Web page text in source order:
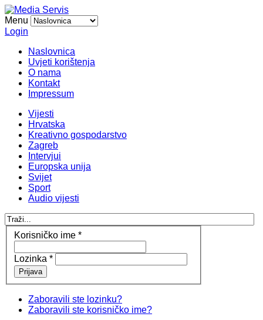
Menu
Login
Naslovnica
Uvjeti korištenja
O nama
Kontakt
Impressum
Vijesti
Hrvatska
Kreativno gospodarstvo
Zagreb
Intervjui
Europska unija
Svijet
Sport
Audio vijesti
Korisničko ime *
Lozinka *
Prijava
Zaboravili ste lozinku?
Zaboravili ste korisničko ime?